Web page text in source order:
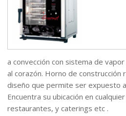
a convección con sistema de
al corazón. Horno de construcción
diseño que permite ser expuesto
Encuentra su ubicación en
restaurantes, y caterings etc .